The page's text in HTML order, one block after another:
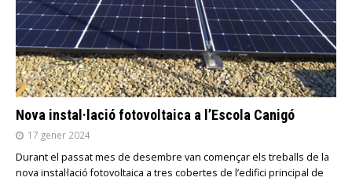
Nova instal·lació fotovoltaica a l’Escola Canigó
17 gener 2024
Durant el passat mes de desembre van començar els treballs de la
nova instal·lació fotovoltaica a tres cobertes de l’edifici principal de